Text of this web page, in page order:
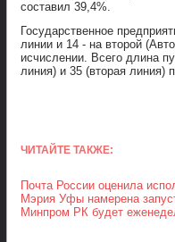
составил 39,4%.
Государственное
линии и 14 - на второй
исчислении. Всего длина
линия) и 35 (вторая линия)
ЧИТАЙТЕ ТАКЖЕ:
Почта России оценила
Мэрия Уфы намерена
Минпром РК будет